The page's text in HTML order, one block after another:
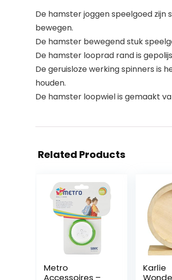
De hamster joggen speelgoed zijn
bewegen.
De hamster bewegend stuk
De hamster looprad rand is
De geruisloze werking spinners is
houden.
De hamster loopwiel is gemaakt
Related Products
Metro
Accessoires –
Karlie